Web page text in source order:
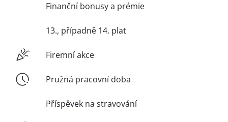
Finanční bonusy a prémie
13., případně 14. plat
Firemní akce
Pružná pracovní doba
Příspěvek na stravování